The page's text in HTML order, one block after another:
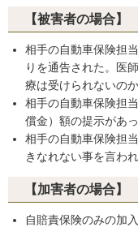
【被害者の場合】
相手の自動車保険担
りを通告された。医
療は受けられないのか
相手の自動車保険担
償金）額の提示があ
相手の自動車保険担
きなれない事を言わ
【加害者の場合】
自賠責保険のみの加